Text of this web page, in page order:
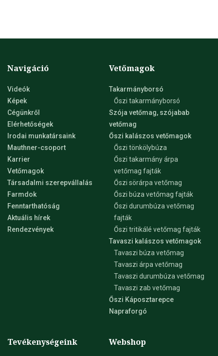
Navigáció
Videók
Képek
Cégünkről
Elérhetőségek
Irodai munkatársaink
Mauthner-csoport
Karrier
Vetőmagok
Társadalmi szerepvállalás
Farmdok
Fenntarthatóság
Aktuális hírek
Rendezvények
Vetőmagok
Takarmányborsó
Őszi takarmányborsó
Szója vetőmag, szójabab
vetőmag
Őszi kalászos vetőmagok
Őszi tönkölybúza
Őszi takarmány árpa
vetőmag fajták
Őszi sörárpa vetőmag
Őszi búza vetőmag fajták
Őszi durumbúza vetőmag
fajták
Őszi tritikálé vetőmag fajták
Tavaszi kalászos vetőmagok
Tavaszi búza vetőmag
Tavaszi árpa vetőmag
Tavaszi durumbúza vetőmag
Tavaszi zab vetőmag
Őszi Káposztarepce
Napraforgó
Tevékenységeink Webshop